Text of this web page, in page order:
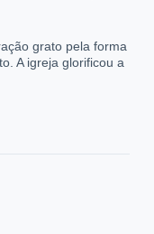
grato pela forma
A igreja glorificou a